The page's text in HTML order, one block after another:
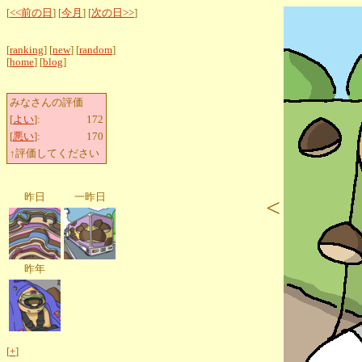
[<<前の日 ] [今月 ] [次の日>>]
[ranking] [new] [random]
[home] [blog]
みなさんの評価
[よい]:
172
[悪い]:
170
↑評価してください
昨日 一昨日
昨年
[+]
<